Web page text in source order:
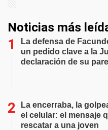
Noticias más
La defensa de
un pedido clave a la
declaración de su
La encerraba, la
el celular: el mensaje
rescatar a una joven